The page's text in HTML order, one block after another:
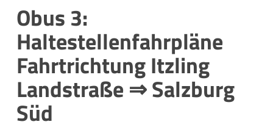
Obus 3:
Haltestellenfahrpläne
Fahrtrichtung Itzling
Landstraße ⇒ Salzburg
Süd